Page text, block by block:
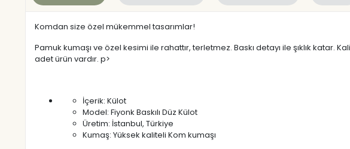
Komdan size özel mükemmel tasarımlar!
Pamuk kumaşı ve özel kesimi ile rahattır, terletmez. Baskı detayı ile şıklık
adet ürün vardır. p>
İçerik: Külot
Model: Fiyonk Baskılı Düz Külot
Üretim: İstanbul, Türkiye
Kumaş: Yüksek kaliteli Kom kumaşı